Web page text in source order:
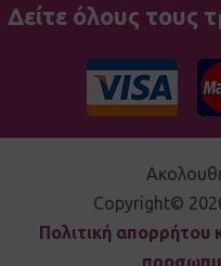
Δείτε όλους τους
Copyright©
Πολιτική απορρήτου